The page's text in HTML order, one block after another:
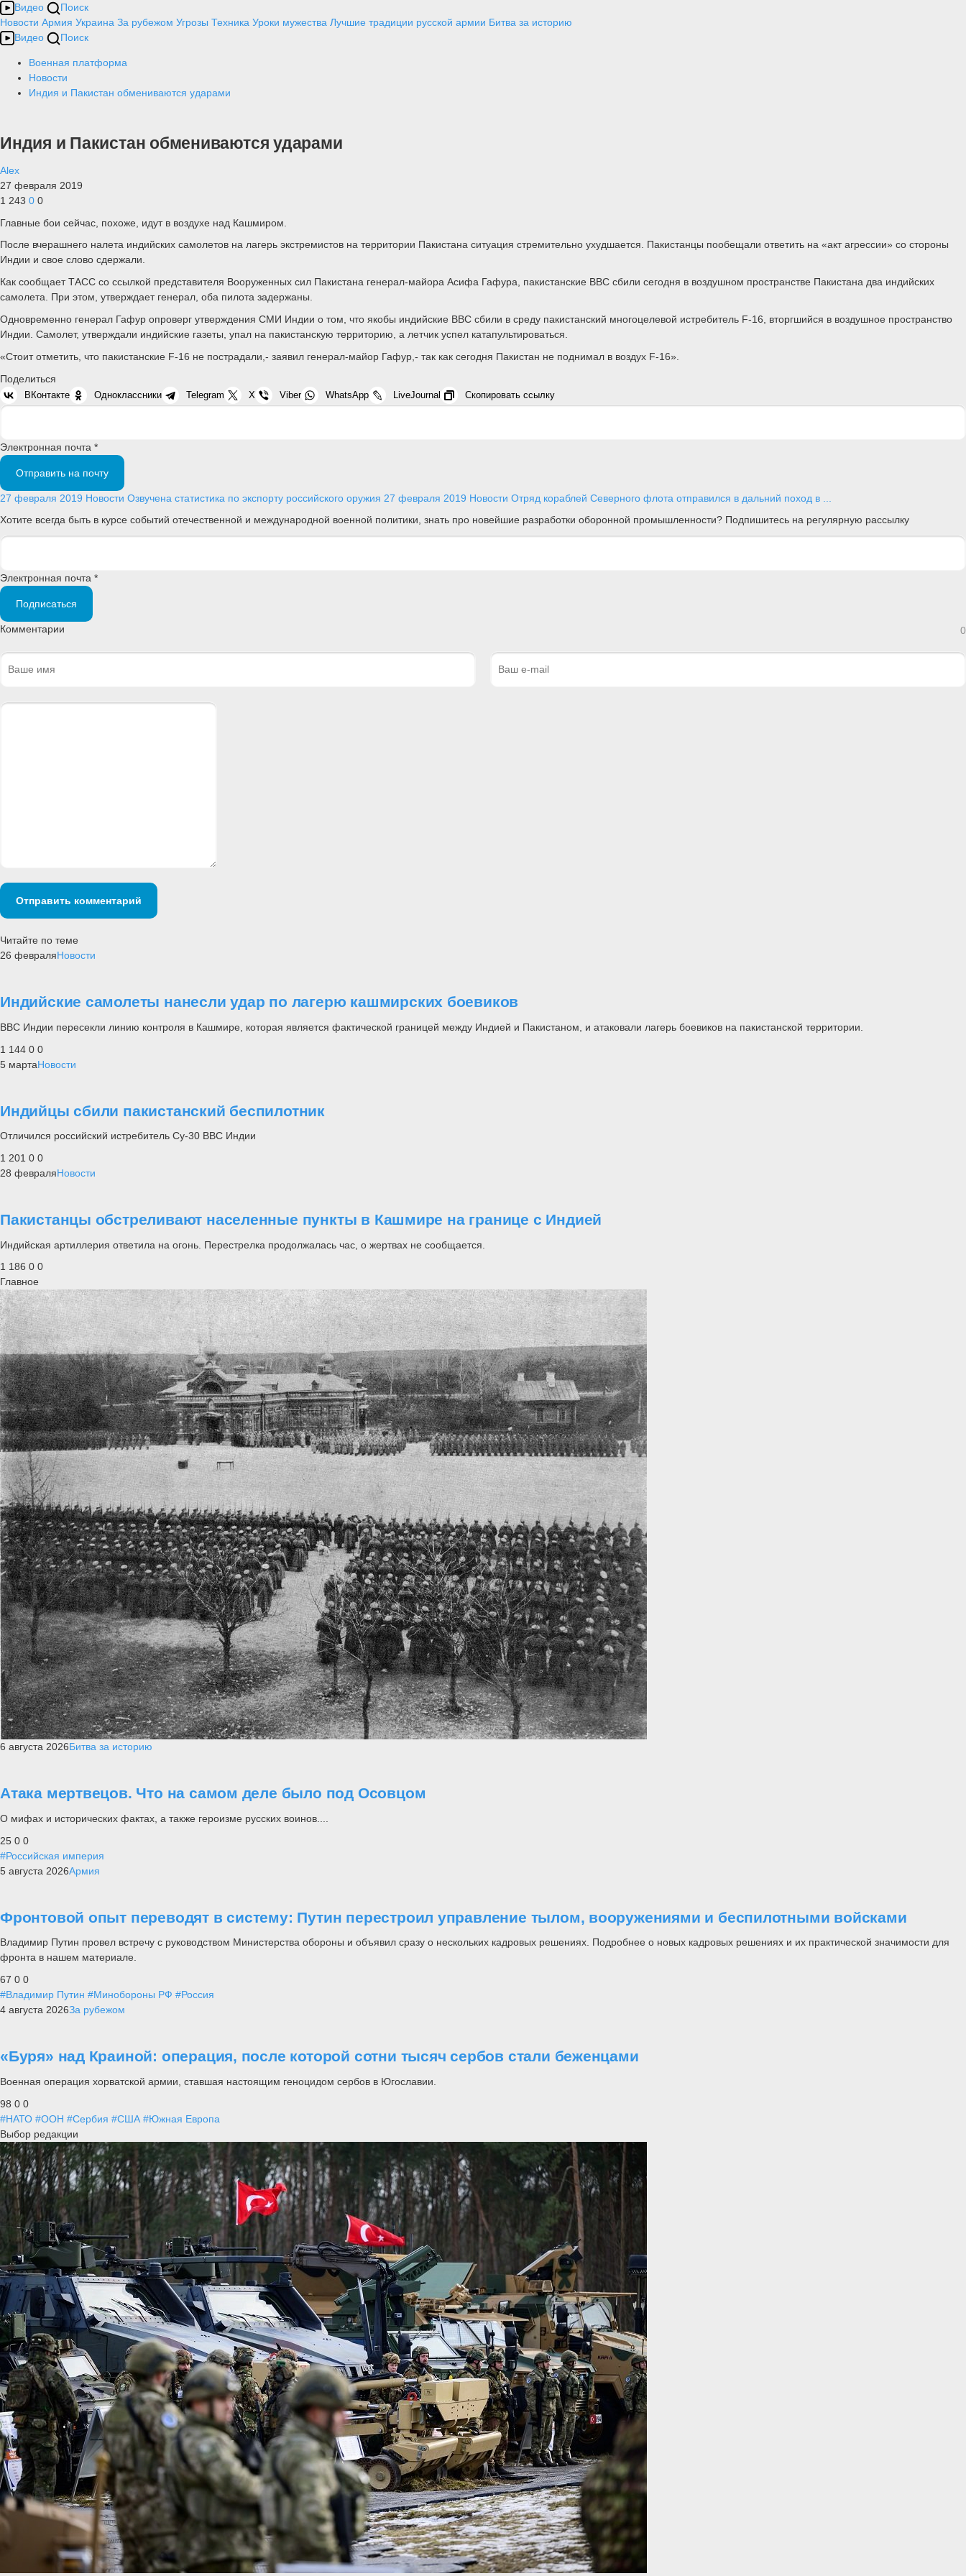
Видео
Поиск
Новости Армия Украина За рубежом Угрозы Техника Уроки мужества Лучшие традиции русской армии Битва за историю
Видео
Поиск
Военная платформа
Новости
Индия и Пакистан обмениваются ударами
Индия и Пакистан обмениваются ударами
Alex
27 февраля 2019
1 243 0 0
Главные бои сейчас, похоже, идут в воздухе над Кашмиром.
После вчерашнего налета индийских самолетов на лагерь экстремистов на территории Пакистана ситуация стремительно ухудшается. Пакистанцы пообещали ответить на «акт агрессии» со стороны
Индии и свое слово сдержали.
Как сообщает ТАСС со ссылкой представителя Вооруженных сил Пакистана генерал-майора Асифа Гафура, пакистанские ВВС сбили сегодня в воздушном пространстве Пакистана два индийских
самолета. При этом, утверждает генерал, оба пилота задержаны.
Одновременно генерал Гафур опроверг утверждения СМИ Индии о том, что якобы индийские ВВС сбили в среду пакистанский многоцелевой истребитель F-16, вторгшийся в воздушное пространство
Индии. Самолет, утверждали индийские газеты, упал на пакистанскую территорию, а летчик успел катапультироваться.
«Стоит отметить, что пакистанские F-16 не пострадали,- заявил генерал-майор Гафур,- так как сегодня Пакистан не поднимал в воздух F-16».
Поделиться
ВКонтакте Одноклассники Telegram X Viber WhatsApp LiveJournal Скопировать ссылку
Электронная почта *
Отправить на почту
27 февраля 2019 Новости Озвучена статистика по экспорту российского оружия 27 февраля 2019 Новости Отряд кораблей Северного флота отправился в дальний поход в ...
Хотите всегда быть в курсе событий отечественной и международной военной политики, знать про новейшие разработки оборонной промышленности? Подпишитесь на регулярную рассылку
Электронная почта *
Подписаться
Комментарии 0
Отправить комментарий
Читайте по теме
26 февраляНовости
Индийские самолеты нанесли удар по лагерю кашмирских боевиков
ВВС Индии пересекли линию контроля в Кашмире, которая является фактической границей между Индией и Пакистаном, и атаковали лагерь боевиков на пакистанской территории.
1 144 0 0
5 мартаНовости
Индийцы сбили пакистанский беспилотник
Отличился российский истребитель Су-30 ВВС Индии
1 201 0 0
28 февраляНовости
Пакистанцы обстреливают населенные пункты в Кашмире на границе с Индией
Индийская артиллерия ответила на огонь. Перестрелка продолжалась час, о жертвах не сообщается.
1 186 0 0
Главное
6 августа 2026Битва за историю
Атака мертвецов. Что на самом деле было под Осовцом
О мифах и исторических фактах, а также героизме русских воинов....
25 0 0
#Российская империя
5 августа 2026Армия
Фронтовой опыт переводят в систему: Путин перестроил управление тылом, вооружениями и беспилотными войсками
Владимир Путин провел встречу с руководством Министерства обороны и объявил сразу о нескольких кадровых решениях. Подробнее о новых кадровых решениях и их практической значимости для
фронта в нашем материале.
67 0 0
#Владимир Путин #Минобороны РФ #Россия
4 августа 2026За рубежом
«Буря» над Краиной: операция, после которой сотни тысяч сербов стали беженцами
Военная операция хорватской армии, ставшая настоящим геноцидом сербов в Югославии.
98 0 0
#НАТО #ООН #Сербия #США #Южная Европа
Выбор редакции